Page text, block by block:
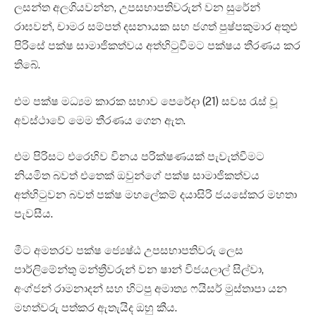
ලසන්ත අලගියවන්න, උපසභාපතිවරුන් වන සුරේන්
රාඝවන්, චාමර සම්පත් දසනායක සහ ජගත් පුෂ්පකුමාර අතුළු
පිරිසේ පක්ෂ සාමාජිකත්වය අත්හිටුවීමට පක්ෂය තීරණය කර
තිබේ.
එම පක්ෂ මධ්‍යම කාරක සභාව පෙරේදා (21) සවස රැස් වූ
අවස්ථාවේ මෙම තීරණය ගෙන ඇත.
එම පිරිසට එරෙහිව විනය පරික්ෂණයක් පැවැත්වීමට
නියමිත බවත් එතෙක් ඔවුන්ගේ පක්ෂ සාමාජිකත්වය
අත්හිටුවන බවත් පක්ෂ මහලේකම් දයාසිරි ජයසේකර මහතා
පැවසීය.
මීට අමතරව පක්ෂ ජ්‍යෙෂ්ඨ උපසභාපතිවරු ලෙස
පාර්ලිමේන්තු මන්ත්‍රීවරුන් වන ෂාන් විජයලාල් සිල්වා,
අංග්ජන් රාමනාදන් සහ හිටපු අමාත්‍ය ෆයිසර් මුස්තාපා යන
මහත්වරු පත්කර ඇතැයිද ඔහු කීය.